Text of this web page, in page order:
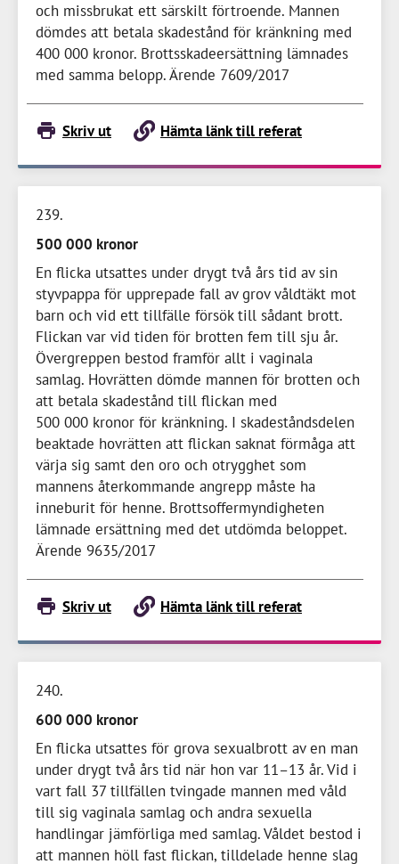
och missbrukat ett särskilt förtroende. Mannen
dömdes att betala skadestånd för kränkning med
400 000 kronor. Brottsskadeersättning lämnades
med samma belopp. Ärende 7609/2017
Skriv ut Hämta länk till referat
239
500 000 kronor
En flicka utsattes under drygt två års tid av sin
styvpappa för upprepade fall av grov våldtäkt mot
barn och vid ett tillfälle försök till sådant brott.
Flickan var vid tiden för brotten fem till sju år.
Övergreppen bestod framför allt i vaginala
samlag. Hovrätten dömde mannen för brotten och
att betala skadestånd till flickan med
500 000 kronor för kränkning. I skadeståndsdelen
beaktade hovrätten att flickan saknat förmåga att
värja sig samt den oro och otrygghet som
mannens återkommande angrepp måste ha
inneburit för henne. Brottsoffermyndigheten
lämnade ersättning med det utdömda beloppet.
Ärende 9635/2017
Skriv ut Hämta länk till referat
240
600 000 kronor
En flicka utsattes för grova sexualbrott av en man
under drygt två års tid när hon var 11–13 år. Vid i
vart fall 37 tillfällen tvingade mannen med våld
till sig vaginala samlag och andra sexuella
handlingar jämförliga med samlag. Våldet bestod i
att mannen höll fast flickan, tilldelade henne slag